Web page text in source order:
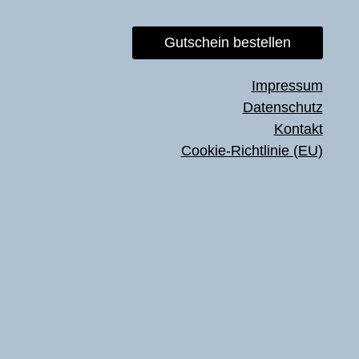
Gutschein bestellen
Impressum
Datenschutz
Kontakt
Cookie-Richtlinie (EU)